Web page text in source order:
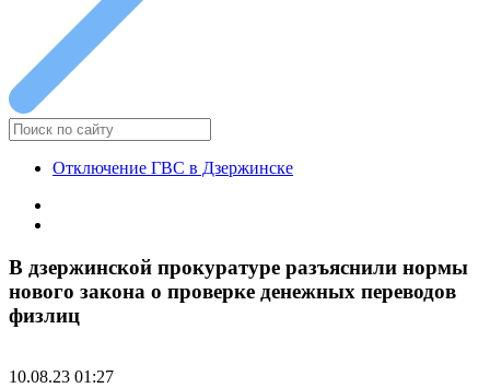
Отключение ГВС в Дзержинске
В дзержинской прокуратуре разъяснили нормы
нового закона о проверке денежных переводов
физлиц
10.08.23 01:27